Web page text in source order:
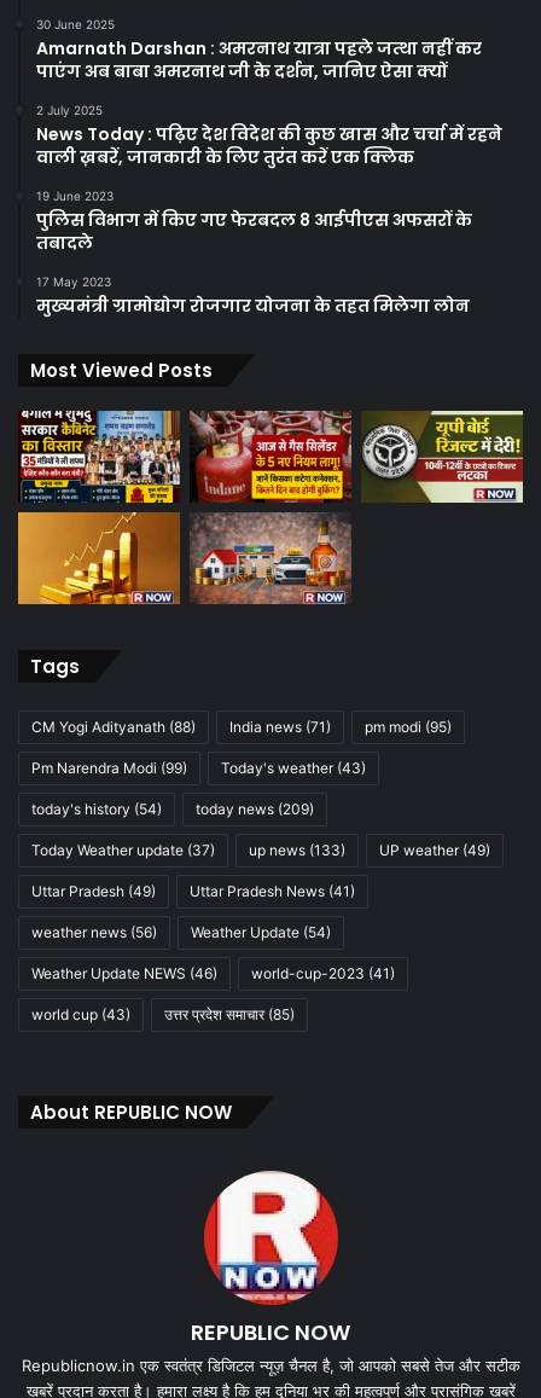
30 June 2025
Amarnath Darshan : अमरनाथ यात्रा पहले जत्था नहीं कर
पाएंग अब बाबा अमरनाथ जी के दर्शन, जानिए ऐसा क्यों
2 July 2025
News Today : पढ़िए देश विदेश की कुछ खास और चर्चा में रहने
वाली ख़बरें, जानकारी के लिए तुरंत करें एक क्लिक
19 June 2023
पुलिस विभाग में किए गए फेरबदल 8 आईपीएस अफसरों के
तबादले
17 May 2023
मुख्यमंत्री ग्रामोद्योग रोजगार योजना के तहत मिलेगा लोन
Most Viewed Posts
Tags
CM Yogi Adityanath (88) India news (71) pm modi (95)
Pm Narendra Modi (99) Today's weather(43)
today's history (54) today news (209)
Today Weather update (37) up news (133) UP weather(49)
Uttar Pradesh (49) Uttar Pradesh News (41)
weather news (56) Weather Update (54)
Weather Update NEWS (46) world-cup-2023 (41)
world cup (43) उत्तर प्रदेश समाचार(85)
About REPUBLIC NOW
REPUBLIC NOW
Republicnow.in एक स्वतंत्र डिजिटल न्यूज़ चैनल है, जो आपको सबसे तेज और सटीक
खबरें प्रदान करता है। हमारा लक्ष्य है कि हम दुनिया भर की महत्वपूर्ण और प्रासंगिक खबरें